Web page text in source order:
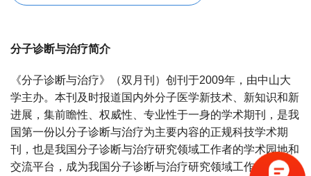
分子诊断与治疗简介
《分子诊断与治疗》（双月刊）创刊于2009年，由中山大
学主办。本刊及时报道国内外分子医学新技术、新知识和新
进展，集前瞻性、权威性、专业性于一身的学术期刊，是我
国第一份以分子诊断与治疗为主要内容的正规科技学术期
刊，也是我国分子诊断与治疗研究领域工作者的学术园地和
交流平台，成为我国分子诊断与治疗研究领域工作者在学术